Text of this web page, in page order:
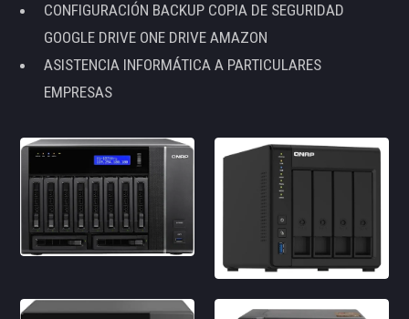
CONFIGURACIÓN BACKUP COPIA DE SEGURIDAD
GOOGLE DRIVE ONE DRIVE AMAZON
ASISTENCIA INFORMÁTICA A PARTICULARES
EMPRESAS